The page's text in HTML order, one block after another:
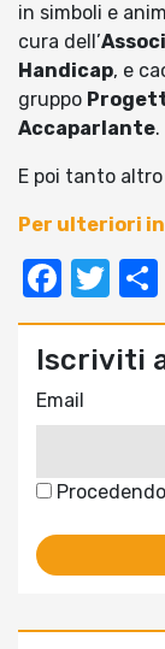
in simboli e
cura dell’
Handicap, e
gruppo
Accaparlante.
E poi tanto
Per ulteriori
Iscriviti
Email